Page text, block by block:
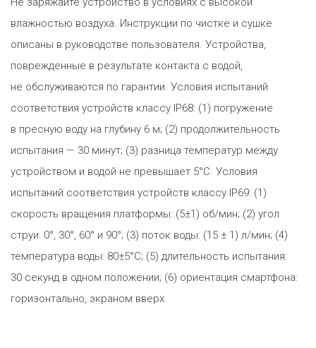
влажностью воздуха. Инструкции по чистке и сушке
описаны в руководстве пользователя. Устройства,
поврежденные в результате контакта с водой,
не обслуживаются по гарантии. Условия испытаний
соответствия устройств классу IP68: (1) погружение
в пресную воду на глубину 6 м; (2) продолжительность
испытания — 30 минут; (3) разница температур между
устройством и водой не превышает 5°C. Условия
испытаний соответствия устройств классу IP69: (1)
скорость вращения платформы: (5±1) об/мин; (2) угол
струи: 0°, 30°, 60° и 90°; (3) поток воды: (15 ± 1) л/мин; (4)
температура воды: 80±5°C; (5) длительность испытания:
30 секунд в одном положении; (6) ориентация смартфона:
горизонтально, экраном вверх.